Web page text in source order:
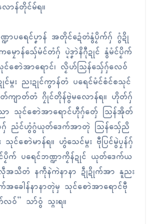
ာန်တိုၚ်မ်ရ။
ဏ္ဍာပရေၚ်ပၞာန် အတိုၚ်ဍေံတံနွံပၟိက်ဂှ် ဂွံဍို
ောန်သှ်ေမံၚ်တံဂှ် ပ္ဍဲဒၞာဲနိဂီုဍုၚ် နွံမံၚ်ပၟိက်
ောဲအာရောၚ်၊ လၟိဟ်သြန်သှ်ေဂှ်လေဝ်
မ္ဂး ညးဍုၚ်ကွာန်တံ ပရေၚ်မံၚ်စံၚ်စသုၚ်
တ်ကျာတ်တံ ဂၠိုၚ်တိုန်ဗွဲမလောန်ရ။ ဟိုတ်ဂှ်
ညာ သုၚ်စောဲအာရောၚ်ဟီုဂှ်တှ်ေ သြန်အိုတ်
ဂှ် ညံၚ်ဟွံဂွံယုတ်ဒေက်အာတုဲ သြန်သှ်ေညိ
ၚ်စောဲမာန်ရ။ ဟွံသေၚ်မ္ဂး ဗီုပြၚ်မွဲပၠန်ဂှ်
ပၟိက် ပရေၚ်ဘဏ္ဍာကၟိန်ဍုၚ် ယုတ်ဒေက်ယ
သဳတံ နကဵုနဲကဲနာနာ ဍဵုဍိုက်အာ နူညး
ေါန်နာနာတုဲမှ သုၚ်စောဲအာရောၚ်ဗီု
” သာ်ဝွံ သ္ဂးရ။